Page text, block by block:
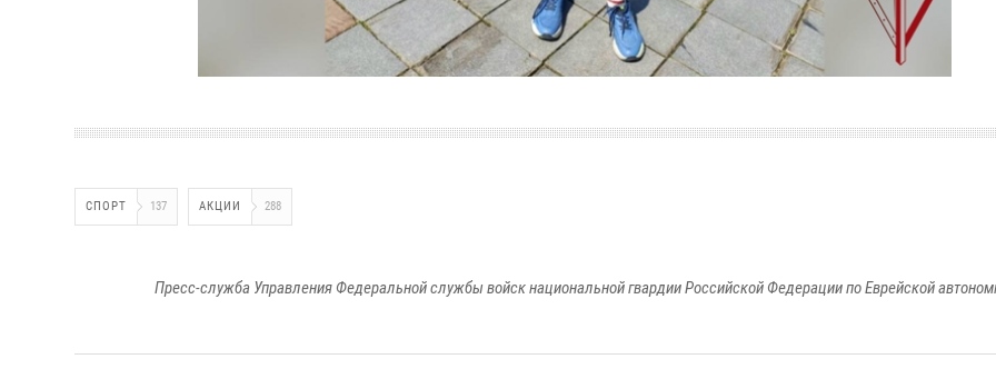
СПОРТ 137 АКЦИИ 288
Пресс-служба Управления Федеральной службы войск национальной гвардии Российской Федерации по Еврейской